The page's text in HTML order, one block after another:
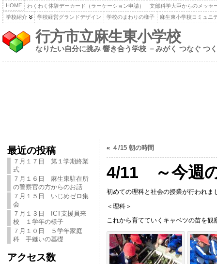
HOME わくわく体験デーカード（ラーケーション申請）
文部科学大臣からのメッセ
学校紹介
学校経営グランドデザイン 学校のまわりの様子 麻生東小学校コミュニ
行方市立麻生東小学校
なりたい自分に挑み 響き合う学校 －みがく つなぐ つ
最近の投稿
７月１７日 第１学期終業
式
７月１６日 麻生東駐在所
の警察官の方からのお話
７月１５日 いじめゼロ集
会
７月１３日 ICT支援員来
校 １学年の様子
７月１０日 ５学年家庭
科 手縫いの基礎
アクセス数
« ４/15 朝の時間
4/11 ～今週
初めての理科と社会の授業が行われま
＜理科＞
これから育てていくキャベツの苗を観